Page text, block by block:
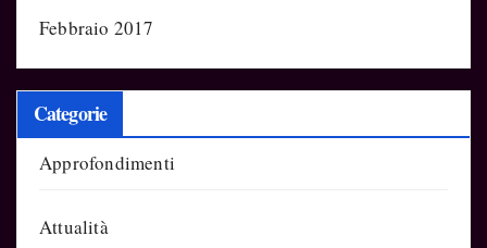
Febbraio 2017
Categorie
Approfondimenti
Attualità